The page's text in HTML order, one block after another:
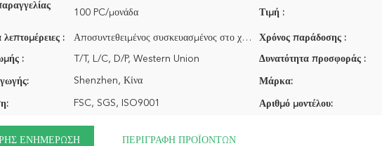
100 PC/μονάδα Τιμή :
: Αποσυντεθειμένος συσκευασμένος στο χαρτοκιβώτιο Χρόνος παράδοσης :
: T/T, L/C, D/P, Western Union Δυνατότητα προσφοράς :
Shenzhen, Κίνα Μάρκα:
FSC, SGS, ISO9001 Αριθμό μοντέλου:
ΕΝΗΜΈΡΩΣΗ ΠΕΡΙΓΡΑΦΉ ΠΡΟΪΌΝΤΩΝ